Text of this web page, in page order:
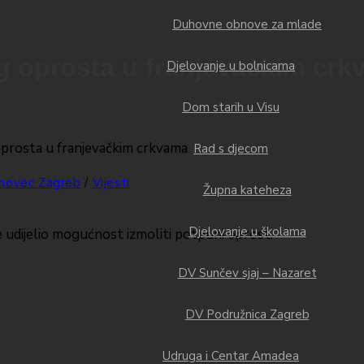
Duhovne obnove za mlade
Djelovanje u bolnicama
Dom starih u Visu
Rad s djecom
Župna kateheza
Djelovanje u školama
DV Sunčev sjaj – Nazaret
DV Podružnica Zagreb
Udruga i Centar Amadea
u franjevačkim
Zagreb / Vijesti
udijelio mogućnost izmoliti potpuni oprost.